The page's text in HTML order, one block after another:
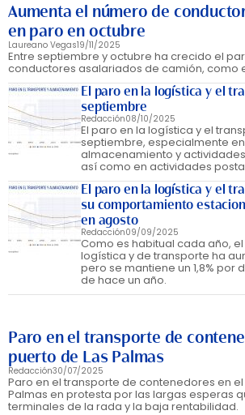
Aumenta el número de
en paro en octubre
Laureano Vegas19/11/2025
Entre septiembre y octubre ha crecido el
conductores asalariados de camión, como
El paro en la logística y el
septiembre
Redacción08/10/2025
El paro en la logística y el
septiembre, especialmente
almacenamiento y
así como en actividades
El paro en la logística y el
su comportamiento
en agosto
Redacción09/09/2025
Como es habitual cada año,
logística y de transporte ha
pero se mantiene un 1,8% por
de hace un año.
Paro en el transporte de
puerto de Las Palmas
Redacción30/07/2025
Paro en el transporte de contenedores en el
Palmas en protesta por las largas esperas
terminales de la rada y la baja rentabilidad.